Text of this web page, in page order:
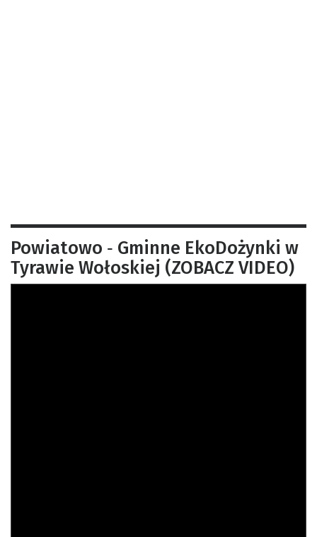
Powiatowo ‑ Gminne EkoDożynki w
Tyrawie Wołoskiej (ZOBACZ VIDEO)